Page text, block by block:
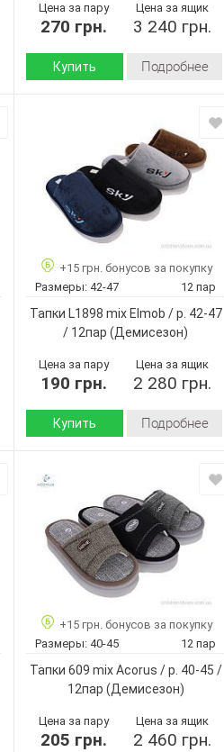
Цена за пару
270 грн.
Цена за ящик
3 240 грн.
Купить Подробнее
флис
Пвх
производитель:
Китай
Бренд: No brand
Артикул:
Размер:
Кол-во пар:
Мужчины
+15 грн. бонусов за покупку
Размеры: 42-47 12 пар
Тапки L1898 mix Elmob / p. 42-47
/ 12пар (Демисезон)
Цена за пару
190 грн.
Цена за ящик
2 280 грн.
Купить Подробнее
Материал верха:
Материал внутри: текстиль
Подошва : Пвх
Страна
производитель:
Китай
Артикул:
Размер:
Микс
+15 грн. бонусов за покупку
Размеры: 40-45 12 пар
Тапки 609 mix Acorus / p. 40-45 /
12пар (Демисезон)
Цена за пару
205 грн.
Цена за ящик
2 460 грн.